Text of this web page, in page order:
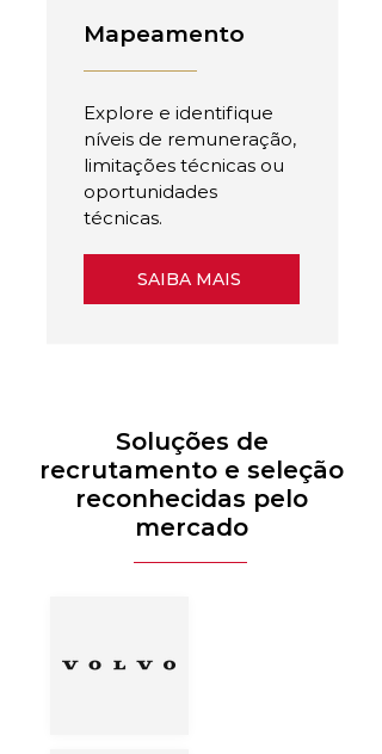
Mapeamento
Explore e identifique
níveis de remuneração,
limitações técnicas ou
oportunidades
técnicas.
SAIBA MAIS
Soluções de
recrutamento e seleção
reconhecidas pelo
mercado